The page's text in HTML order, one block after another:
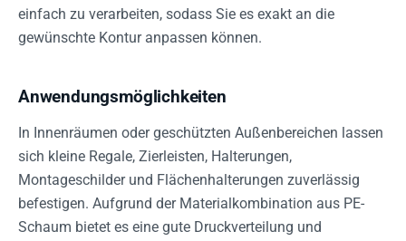
einfach zu verarbeiten, sodass Sie es exakt an die
gewünschte Kontur anpassen können.
Anwendungsmöglichkeiten
In Innenräumen oder geschützten Außenbereichen lassen
sich kleine Regale, Zierleisten, Halterungen,
Montageschilder und Flächenhalterungen zuverlässig
befestigen. Aufgrund der Materialkombination aus PE-
Schaum bietet es eine gute Druckverteilung und